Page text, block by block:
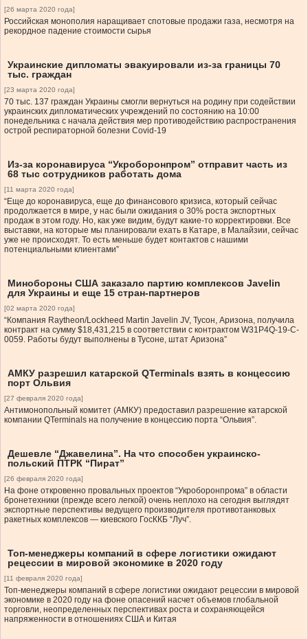
[26 марта 2020 года]
Российская монополия наращивает спотовые продажи газа, несмотря на
рекордное падение стоимости сырья
Украинские дипломаты эвакуировали из-за границы 70
тыс. граждан
[23 марта 2020 года]
70 тыс. 137 граждан Украины смогли вернуться на родину при содействии
украинских дипломатических учреждений по состоянию на 10:00
понедельника с начала действия мер противодействию распространения
острой респираторной болезни Covid-19
Из-за коронавируса “Укроборонпром” отправит часть из
68 тыс сотрудников работать дома
[11 марта 2020 года]
“Еще до коронавируса, еще до финансового кризиса, который сейчас
продолжается в мире, у нас были ожидания о 30% роста экспортных
продаж в этом году. Но, как уже видим, будут какие-то корректировки. Все
выставки, на которые мы планировали ехать в Катаре, в Малайзии, сейчас
уже не происходят. То есть меньше будет контактов с нашими
потенциальными клиентами”
Минобороны США заказало партию комплексов Javelin
для Украины и еще 15 стран-партнеров
[02 марта 2020 года]
“Компания Raytheon/Lockheed Martin Javelin JV, Тусон, Аризона, получила
контракт на сумму $18,431,215 в соответствии с контрактом W31P4Q-19-C-
0059. Работы будут выполнены в Тусоне, штат Аризона”
АМКУ разрешил катарской QTerminals взять в концессию
порт Ольвия
[27 февраля 2020 года]
Антимонопольный комитет (АМКУ) предоставил разрешение катарской
компании QTerminals на получение в концессию порта “Ольвия”.
Дешевле “Джавелина”. На что способен украинско-
польский ПТРК “Пират”
[26 февраля 2020 года]
На фоне откровенно провальных проектов “Укроборонпрома” в области
бронетехники (прежде всего легкой) очень неплохо на сегодня выглядят
экспортные перспективы ведущего производителя противотанковых
ракетных комплексов — киевского ГосККБ “Луч”.
Топ-менеджеры компаний в сфере логистики ожидают
рецессии в мировой экономике в 2020 году
[11 февраля 2020 года]
Топ-менеджеры компаний в сфере логистики ожидают рецессии в мировой
экономике в 2020 году на фоне опасений насчет объемов глобальной
торговли, неопределенных перспективах роста и сохраняющейся
напряженности в отношениях США и Китая